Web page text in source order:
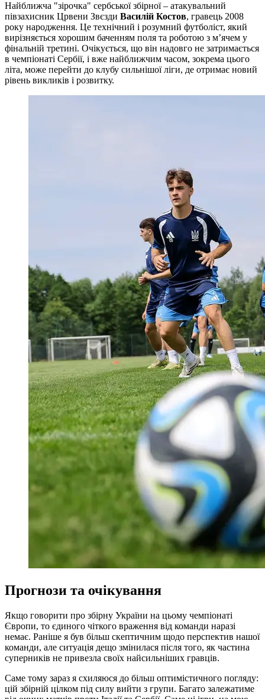
Найближча "зірочка" сербської збірної – атакувальний
півзахисник Црвени Звєзди Василій Костов, гравець 2008
року народження. Це технічний і розумний футболіст, який
вирізняється хорошим баченням поля та роботою з м’ячем у
фінальній третині. Очікується, що він надовго не затримається
в чемпіонаті Сербії, і вже найближчим часом, зокрема цього
літа, може перейти до клубу сильнішої ліги, де отримає новий
рівень викликів і розвитку.
Прогнози та очікування
Якщо говорити про збірну України на цьому чемпіонаті
Європи, то єдиного чіткого враження від команди наразі
немає. Раніше я був більш скептичним щодо перспектив нашої
команди, але ситуація дещо змінилася після того, як частина
суперників не привезла своїх найсильніших гравців.
Саме тому зараз я схиляюся до більш оптимістичного погляду:
цій збірній цілком під силу вийти з групи. Багато залежатиме